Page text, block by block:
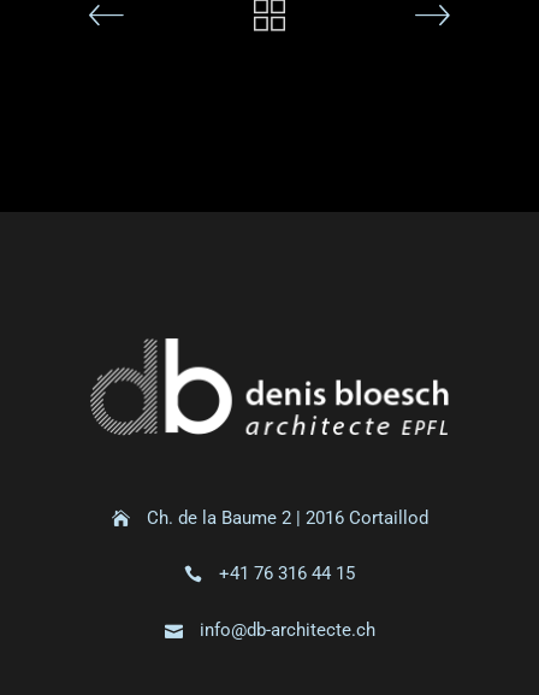
Ch. de la Baume 2 | 2016 Cortaillod
+41 76 316 44 15
info@db-architecte.ch